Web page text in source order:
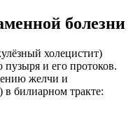
болезни
холецистит)
и его протоков.
желчи и
билиарном тракте: